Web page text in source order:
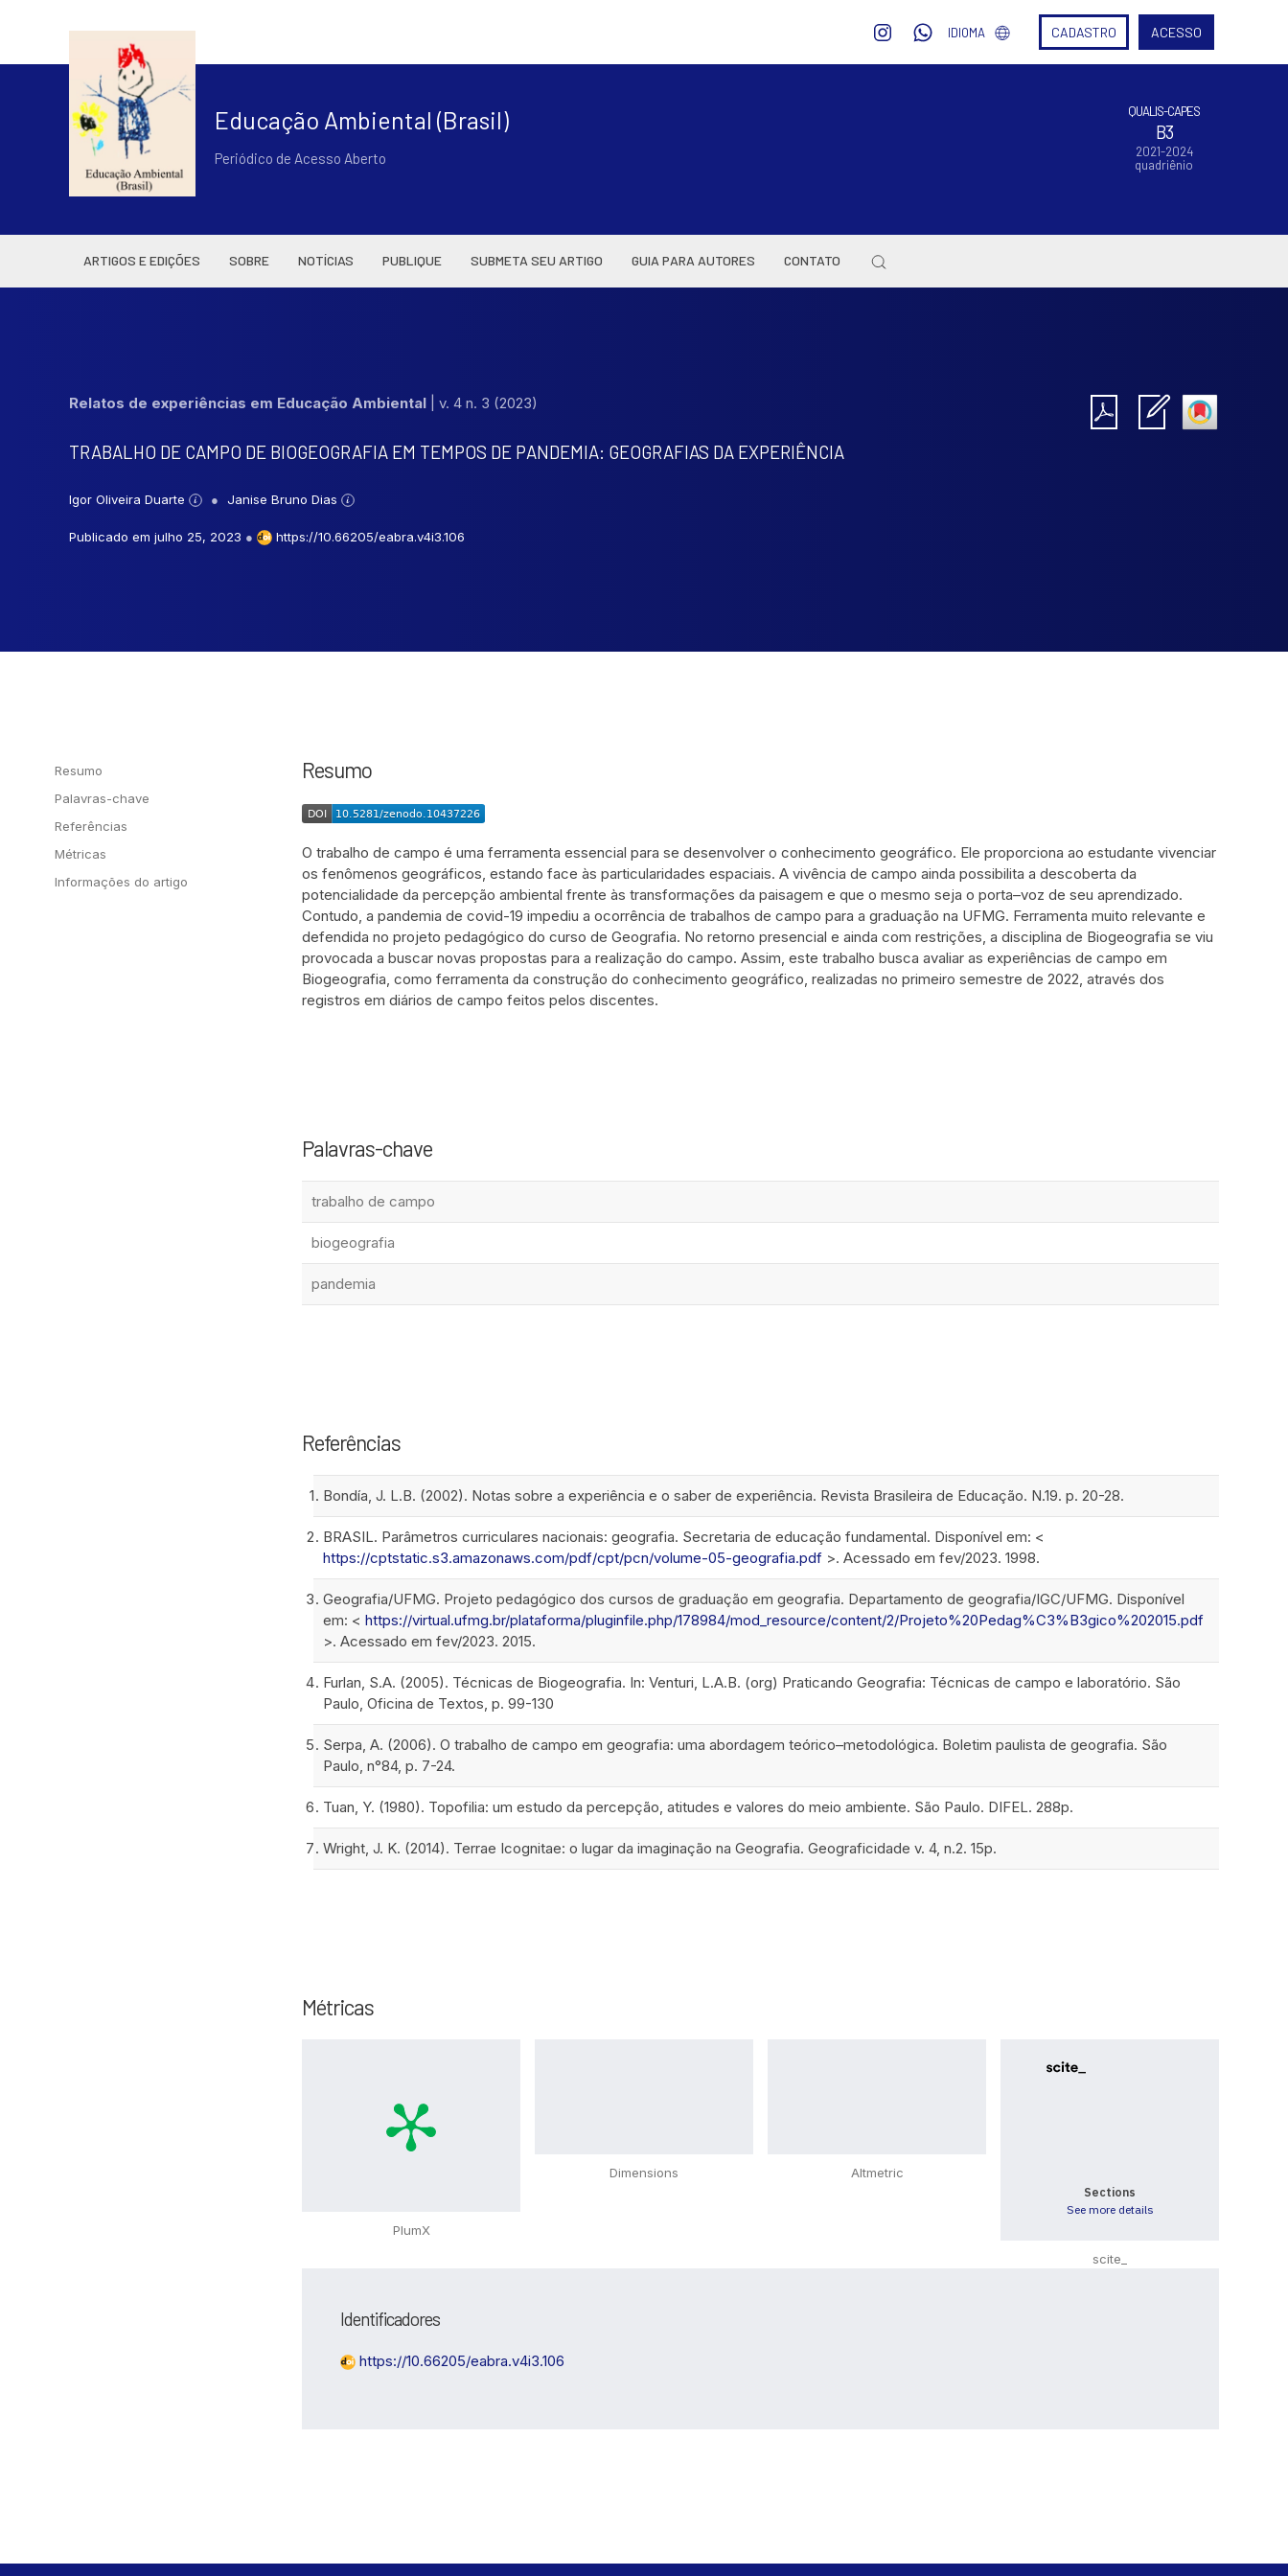
IDIOMA CADASTRO ACESSO
Educação Ambiental (Brasil)
Periódico de Acesso Aberto
QUALIS-CAPES
B3
2021-2024
quadriênio
ARTIGOS E EDIÇÕES SOBRE NOTÍCIAS PUBLIQUE SUBMETA SEU ARTIGO GUIA PARA AUTORES CONTATO
Relatos de experiências em Educação Ambiental v. 4 n. 3 (2023)
TRABALHO DE CAMPO DE BIOGEOGRAFIA EM TEMPOS DE PANDEMIA: GEOGRAFIAS DA EXPERIÊNCIA
Igor Oliveira Duarte Janise Bruno Dias
Publicado em julho 25, 2023 ● https://10.66205/eabra.v4i3.106
Resumo
Palavras-chave
Referências
Métricas
Informações do artigo
Resumo
O trabalho de campo é uma ferramenta essencial para se desenvolver o conhecimento geográfico. Ele proporciona ao estudante vivenciar
os fenômenos geográficos, estando face às particularidades espaciais. A vivência de campo ainda possibilita a descoberta da
potencialidade da percepção ambiental frente às transformações da paisagem e que o mesmo seja o porta–voz de seu aprendizado.
Contudo, a pandemia de covid-19 impediu a ocorrência de trabalhos de campo para a graduação na UFMG. Ferramenta muito relevante e
defendida no projeto pedagógico do curso de Geografia. No retorno presencial e ainda com restrições, a disciplina de Biogeografia se viu
provocada a buscar novas propostas para a realização do campo. Assim, este trabalho busca avaliar as experiências de campo em
Biogeografia, como ferramenta da construção do conhecimento geográfico, realizadas no primeiro semestre de 2022, através dos
registros em diários de campo feitos pelos discentes.
Palavras-chave
trabalho de campo
biogeografia
pandemia
Referências
Bondía, J. L.B. (2002). Notas sobre a experiência e o saber de experiência. Revista Brasileira de Educação. N.19. p. 20-28.
BRASIL. Parâmetros curriculares nacionais: geografia. Secretaria de educação fundamental. Disponível em: <
https://cptstatic.s3.amazonaws.com/pdf/cpt/pcn/volume-05-geografia.pdf >. Acessado em fev/2023. 1998.
Geografia/UFMG. Projeto pedagógico dos cursos de graduação em geografia. Departamento de geografia/IGC/UFMG. Disponível
em: < https://virtual.ufmg.br/plataforma/pluginfile.php/178984/mod_resource/content/2/Projeto%20Pedag%C3%B3gico%202015.pdf
>. Acessado em fev/2023. 2015.
Furlan, S.A. (2005). Técnicas de Biogeografia. In: Venturi, L.A.B. (org) Praticando Geografia: Técnicas de campo e laboratório. São
Paulo, Oficina de Textos, p. 99-130
Serpa, A. (2006). O trabalho de campo em geografia: uma abordagem teórico–metodológica. Boletim paulista de geografia. São
Paulo, n°84, p. 7-24.
Tuan, Y. (1980). Topofilia: um estudo da percepção, atitudes e valores do meio ambiente. São Paulo. DIFEL. 288p.
Wright, J. K. (2014). Terrae Icognitae: o lugar da imaginação na Geografia. Geograficidade v. 4, n.2. 15p.
Métricas
PlumX
Dimensions Altmetric
Sections
See more details
Intro
0
Results
0
Discussion
0
cited atscite.ai
has been cited by providing the
scite_
Identificadores
https://10.66205/eabra.v4i3.106